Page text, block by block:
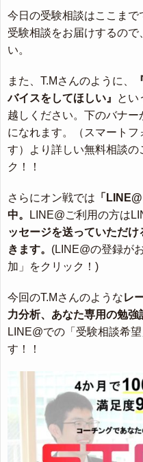
今日の受験相談はここま
受験相談をお届けするの
い。
また、T.Mさんのように、
バイスをしてほしい』
とい
越しください。下のバナ
になれます。（スマートフ
す）より詳しい無料相談
ク！！
さらにオン戦では 「
中。
LINE@ご利用の方は
ッセージを送っていただ
きます。 (LINE@の登録が
加」をクリック！)
今回のT.Mさんのようなレ
力分析、あなた専用の勉強
LINE@での「受験相談希
す！！